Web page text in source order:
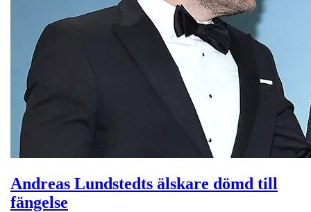
Andreas Lundstedts älskare dömd till
fängelse